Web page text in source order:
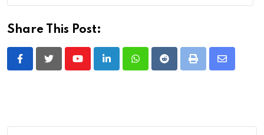
Share This Post:
YoutubeLinkedInWhatsappRedditPrint
Share